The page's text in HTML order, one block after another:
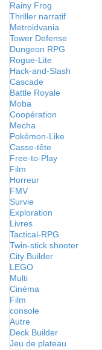
Rainy Frog
Thriller narratif
Metroidvania
Tower Defense
Dungeon RPG
Rogue-Lite
Hack-and-Slash
Cascade
Battle Royale
Moba
Coopération
Mecha
Pokémon-Like
Casse-tête
Free-to-Play
Film
Horreur
FMV
Survie
Exploration
Livres
Tactical-RPG
Twin-stick shooter
City Builder
LEGO
Multi
Cinéma
Film
console
Autre
Deck Builder
Jeu de plateau